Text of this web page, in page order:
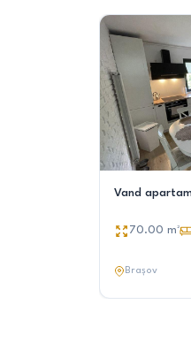
Vand
70.00 m²
Brașov